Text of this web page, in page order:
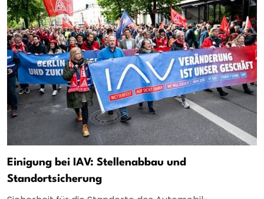
Einigung bei IAV: Stellenabbau und
Standortsicherung